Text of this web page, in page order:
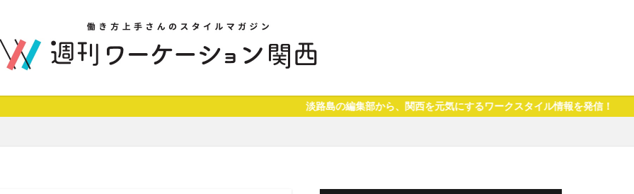
淡路島の編集部から、関西を元気にするワークスタイル情報を発信！